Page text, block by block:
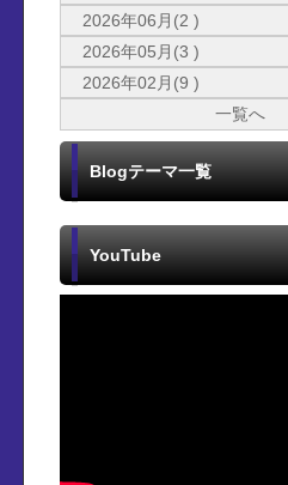
2026年06月(2 )
2026年05月(3 )
2026年02月(9 )
一覧へ
Blogテーマ一覧
YouTube